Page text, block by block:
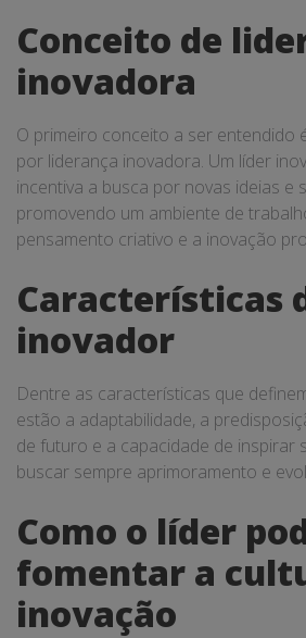
Conceito de
inovadora
O primeiro conceito a ser entendido
por liderança inovadora. Um líder
incentiva a busca por novas ideias e
promovendo um ambiente de
pensamento criativo e a inovação
Características
inovador
Dentre as características que
estão a adaptabilidade, a
de futuro e a capacidade de inspirar
buscar sempre aprimoramento e
Como o líder
fomentar a
inovação